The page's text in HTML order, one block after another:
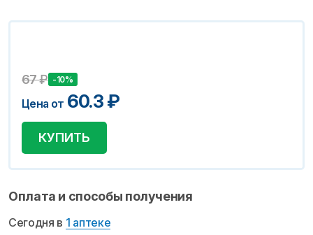
67₽ -10%
Цена от 60.3₽
КУПИТЬ
Оплата и способы получения
Сегодня в 1 аптеке